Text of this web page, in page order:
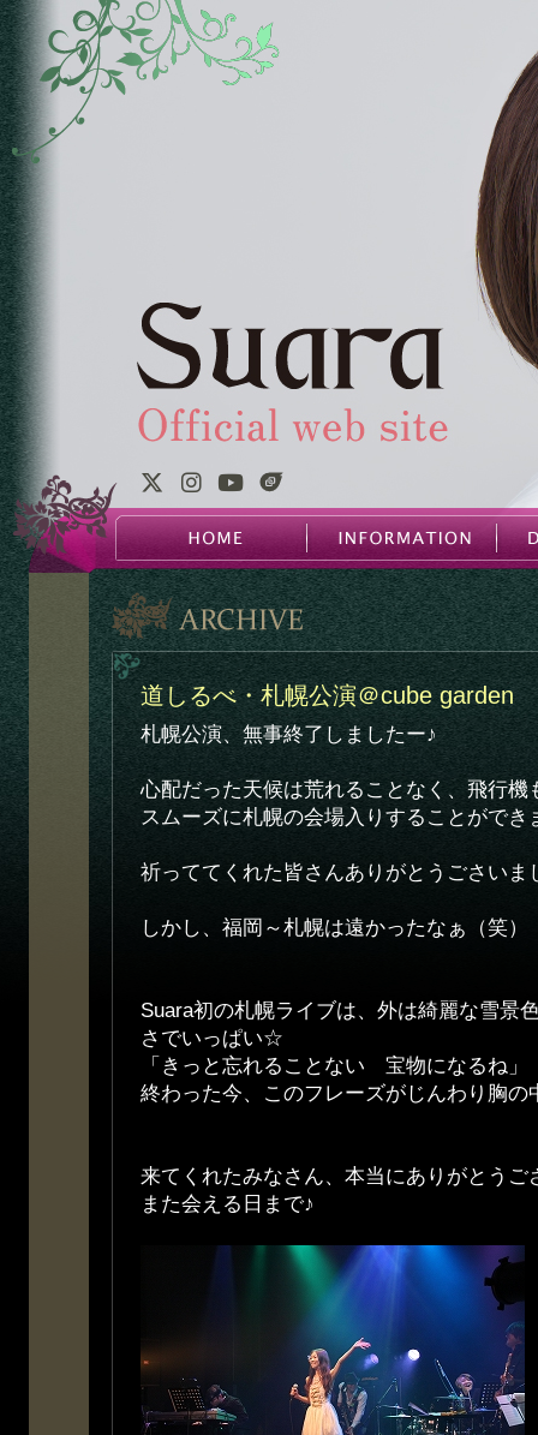
道しるべ・札幌公演＠cube garden
札幌公演、無事終了しましたー♪
心配だった天候は荒れることなく、飛行機
スムーズに札幌の会場入りすることができ
祈っててくれた皆さんありがとうごさい
しかし、福岡～札幌は遠かったなぁ（笑）
Suara初の札幌ライブは、外は綺麗な雪景
さでいっぱい☆
「きっと忘れることない 宝物になるね」
終わった今、このフレーズがじんわり胸の
来てくれたみなさん、本当にありがとう
また会える日まで♪